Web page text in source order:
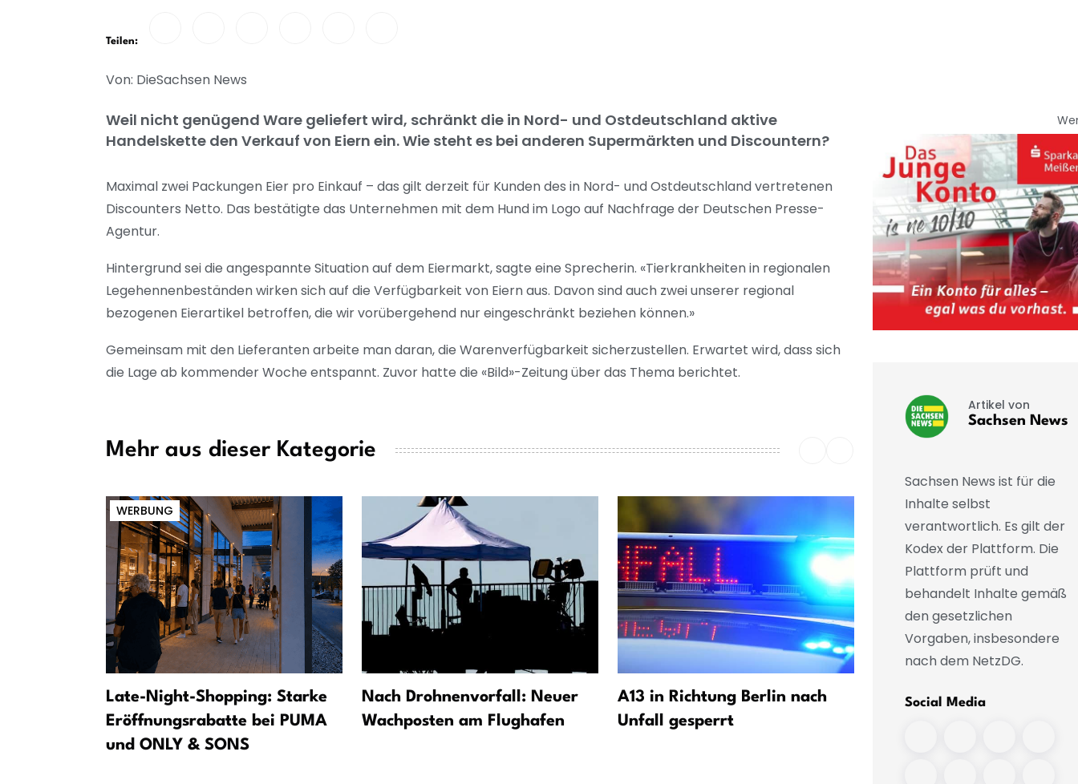
Teilen:
Von: DieSachsen News
Weil nicht genügend Ware geliefert wird, schränkt die in Nord- und Ostdeutschland aktive
Handelskette den Verkauf von Eiern ein. Wie steht es bei anderen Supermärkten und Discountern?
Maximal zwei Packungen Eier pro Einkauf – das gilt derzeit für Kunden des in Nord- und Ostdeutschland vertretenen
Discounters Netto. Das bestätigte das Unternehmen mit dem Hund im Logo auf Nachfrage der Deutschen Presse-
Agentur.
Hintergrund sei die angespannte Situation auf dem Eiermarkt, sagte eine Sprecherin. «Tierkrankheiten in regionalen
Legehennenbeständen wirken sich auf die Verfügbarkeit von Eiern aus. Davon sind auch zwei unserer regional
bezogenen Eierartikel betroffen, die wir vorübergehend nur eingeschränkt beziehen können.»
Gemeinsam mit den Lieferanten arbeite man daran, die Warenverfügbarkeit sicherzustellen. Erwartet wird, dass sich
die Lage ab kommender Woche entspannt. Zuvor hatte die «Bild»-Zeitung über das Thema berichtet.
Mehr aus dieser Kategorie
WERBUNG
Late-Night-Shopping: Starke
Eröffnungsrabatte bei PUMA
und ONLY & SONS
Nach Drohnenvorfall: Neuer
Wachposten am Flughafen
A13 in Richtung Berlin nach
Unfall gesperrt
Russland-Experte sieht
Artikel von
Sachsen News
Sachsen News ist für die
Inhalte selbst
verantwortlich. Es gilt der
Kodex der Plattform. Die
Plattform prüft und
behandelt Inhalte gemäß
den gesetzlichen
Vorgaben, insbesondere
nach dem NetzDG.
Social Media